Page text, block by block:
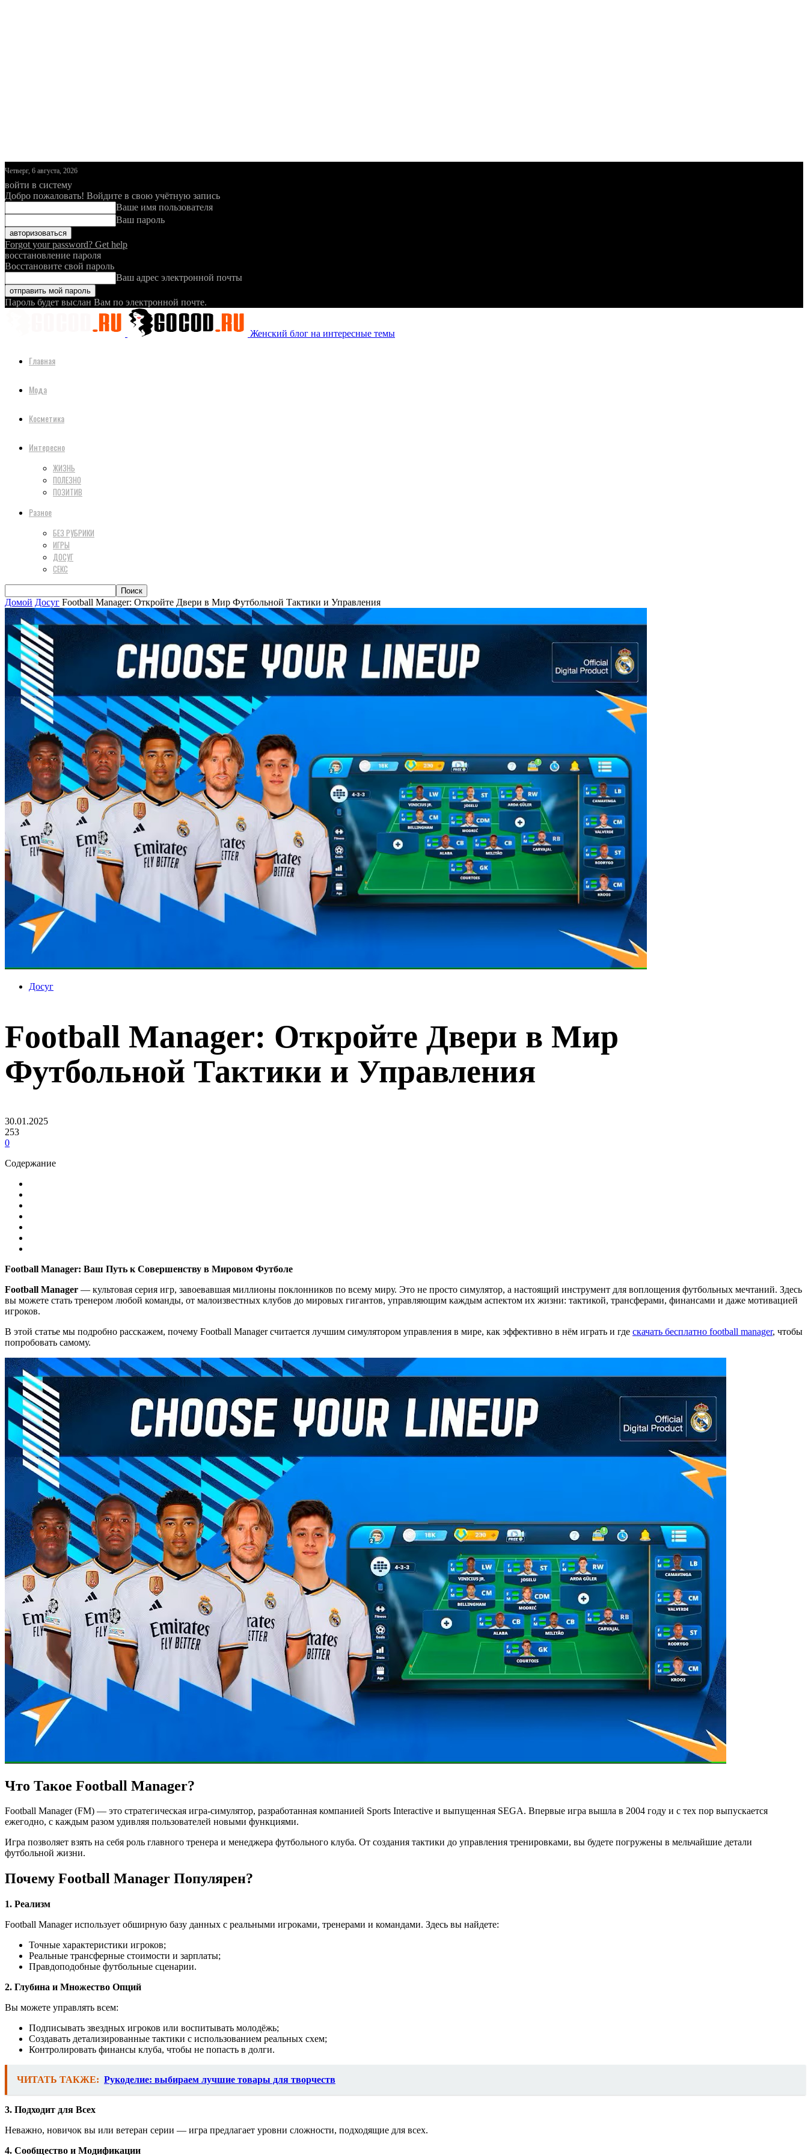
Четверг, 6 августа, 2026
войти в систему
Добро пожаловать! Войдите в свою учётную запись
Ваше имя пользователя
Ваш пароль
Forgot your password? Get help
восстановление пароля
Восстановите свой пароль
Ваш адрес электронной почты
Пароль будет выслан Вам по электронной почте.
Женский блог на интересные темы
Главная
Мода
Косметика
Интересно
ЖИЗНЬ
ПОЛЕЗНО
ПОЗИТИВ
Разное
БЕЗ РУБРИКИ
ИГРЫ
ДОСУГ
СЕКС
Домой Досуг Football Manager: Откройте Двери в Мир Футбольной Тактики и Управления
Досуг
Football Manager: Откройте Двери в Мир
Футбольной Тактики и Управления
30.01.2025
253
0
Содержание
Football Manager: Ваш Путь к Совершенству в Мировом Футболе
Football Manager — культовая серия игр, завоевавшая миллионы поклонников по всему миру. Это не просто симулятор, а настоящий инструмент для воплощения футбольных мечтаний. Здесь
вы можете стать тренером любой команды, от малоизвестных клубов до мировых гигантов, управляющим каждым аспектом их жизни: тактикой, трансферами, финансами и даже мотивацией
игроков.
В этой статье мы подробно расскажем, почему Football Manager считается лучшим симулятором управления в мире, как эффективно в нём играть и где скачать бесплатно football manager, чтобы
попробовать самому.
Что Такое Football Manager?
Football Manager (FM) — это стратегическая игра-симулятор, разработанная компанией Sports Interactive и выпущенная SEGA. Впервые игра вышла в 2004 году и с тех пор выпускается
ежегодно, с каждым разом удивляя пользователей новыми функциями.
Игра позволяет взять на себя роль главного тренера и менеджера футбольного клуба. От создания тактики до управления тренировками, вы будете погружены в мельчайшие детали
футбольной жизни.
Почему Football Manager Популярен?
1. Реализм
Football Manager использует обширную базу данных с реальными игроками, тренерами и командами. Здесь вы найдете:
Точные характеристики игроков;
Реальные трансферные стоимости и зарплаты;
Правдоподобные футбольные сценарии.
2. Глубина и Множество Опций
Вы можете управлять всем:
Подписывать звездных игроков или воспитывать молодёжь;
Создавать детализированные тактики с использованием реальных схем;
Контролировать финансы клуба, чтобы не попасть в долги.
ЧИТАТЬ ТАКЖЕ: Рукоделие: выбираем лучшие товары для творчеств
3. Подходит для Всех
Неважно, новичок вы или ветеран серии — игра предлагает уровни сложности, подходящие для всех.
4. Сообщество и Модификации